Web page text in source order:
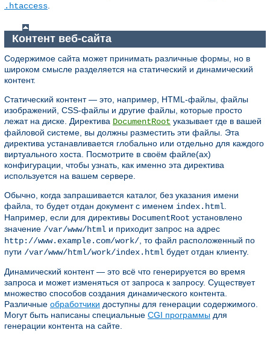
.htaccess
Контент веб-сайта
Содержимое сайта может принимать различные формы, но в
широком смысле разделяется на статический и динамический
контент.
Статический контент — это, например, HTML-файлы, файлы
изображений, CSS-файлы и другие файлы, которые просто
лежат на диске. Директива DocumentRoot указывает где в вашей
файловой системе, вы должны разместить эти файлы. Эта
директива устанавливается глобально или отдельно для каждого
виртуального хоста. Посмотрите в своём файле(ах)
конфигурации, чтобы узнать, как именно эта директива
используется на вашем сервере.
Обычно, когда запрашивается каталог, без указания имени
файла, то будет отдан документ с именем index.html
Например, если для директивы DocumentRoot установлено
значение /var/www/html и приходит запрос на адрес
http://www.example.com/work/ , то файл расположенный по
пути /var/www/html/work/index.html будет отдан клиенту.
Динамический контент — это всё что генерируется во время
запроса и может изменяться от запроса к запросу. Существует
множество способов создания динамического контента.
Различные обработчики доступны для генерации содержимого.
Могут быть написаны специальные CGI программы для
генерации контента на сайте.